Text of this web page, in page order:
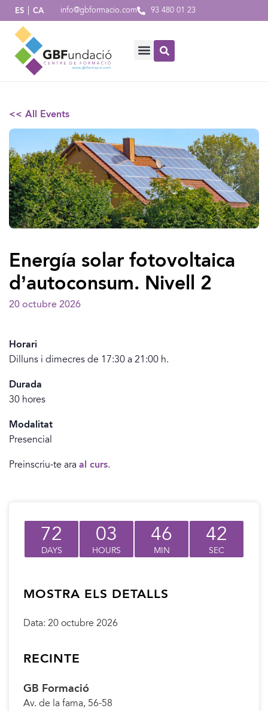
ES CA info@gbformacio.com 93 480 01 23
<< All Events
Energía solar fotovoltaica
d’autoconsum. Nivell 2
20 octubre 2026
Horari
Dilluns i dimecres de 17:30 a 21:00 h.
Durada
30 hores
Modalitat
Presencial
Preinscriu-te ara al curs.
72
DAYS
03
HOURS
46
MIN
42
SEC
MOSTRA ELS DETALLS
Data: 20 octubre 2026
RECINTE
GB Formació
Av. de la fama, 56-58